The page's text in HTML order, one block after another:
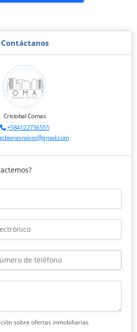
Contáctanos
Cristobal Comas
+584122756555
sobre ofertas inmobiliarias